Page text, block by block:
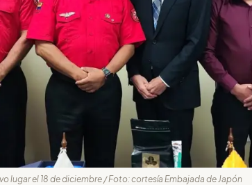
lugar el 18 de diciembre / Foto: cortesía Embajada de Japón